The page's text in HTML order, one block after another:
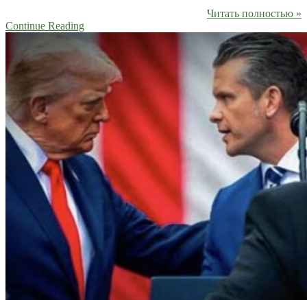
Читать полностью »
Continue Reading